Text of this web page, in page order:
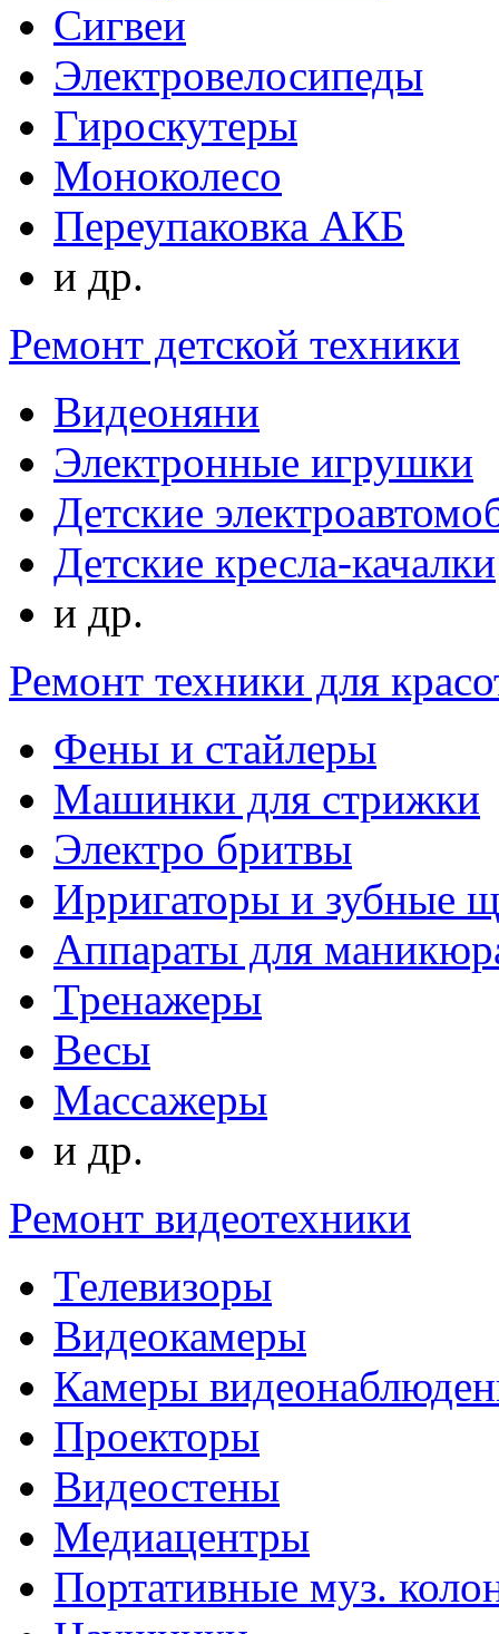
Сигвеи
Электровелосипеды
Гироскутеры
Моноколесо
Переупаковка АКБ
и др.
Ремонт детской техники
Видеоняни
Электронные игрушки
Детские
Детские кресла-качалки
и др.
Ремонт техники для
Фены и стайлеры
Машинки для стрижки
Электро бритвы
Ирригаторы и зубные
Аппараты для
Тренажеры
Весы
Массажеры
и др.
Ремонт видеотехники
Телевизоры
Видеокамеры
Камеры
Проекторы
Видеостены
Медиацентры
Портативные муз.